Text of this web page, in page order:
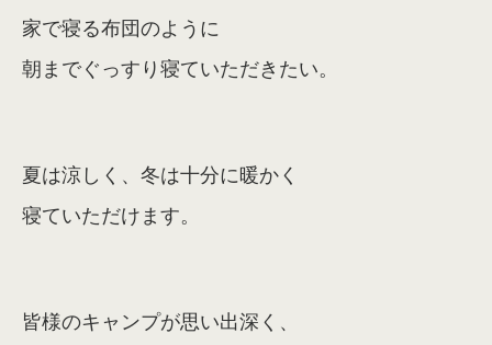
家で寝る布団のように
朝までぐっすり寝ていただきたい。
夏は涼しく、冬は十分に暖かく
寝ていただけます。
皆様のキャンプが思い出深く、